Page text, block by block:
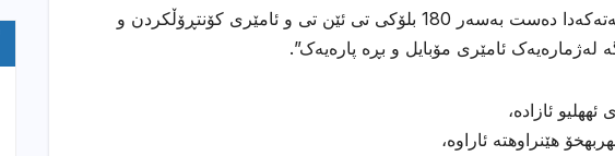
لهڕاگهیهندراوهكهدا هاتوه، “لەکاتی هەڵمەتەکەدا دەست بەسەر 180 بلۆکی تی ئێن تی و ئامێری کۆنتڕۆڵکردن و
لەژمارەیەک ئامێری مۆبایل و بڕە پارەیەک”.
ئازاده،
هێنراوهته ئاراوه،